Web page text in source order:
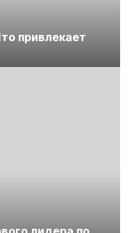
привлекает